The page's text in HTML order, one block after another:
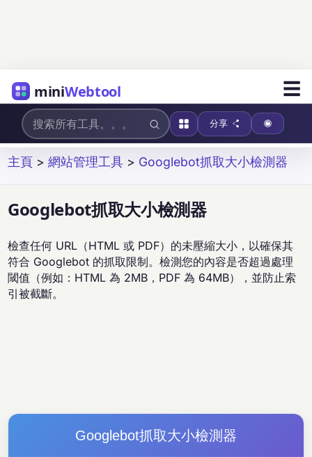
miniWebtool ☰
分享
主頁 >網站管理工具 > Googlebot抓取大小檢測器
Googlebot抓取大小檢測器
檢查任何 URL（HTML 或 PDF）的未壓縮大小，以確保其
符合 Googlebot 的抓取限制。檢測您的內容是否超過處理
閾值（例如：HTML 為 2MB，PDF 為 64MB），並防止索
引被截斷。
Googlebot抓取大小檢測器